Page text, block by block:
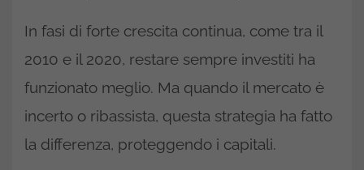
In fasi di forte crescita continua, come tra il
2010 e il 2020, restare sempre investiti ha
funzionato meglio. Ma quando il mercato è
incerto o ribassista, questa strategia ha fatto
la differenza, proteggendo i capitali.